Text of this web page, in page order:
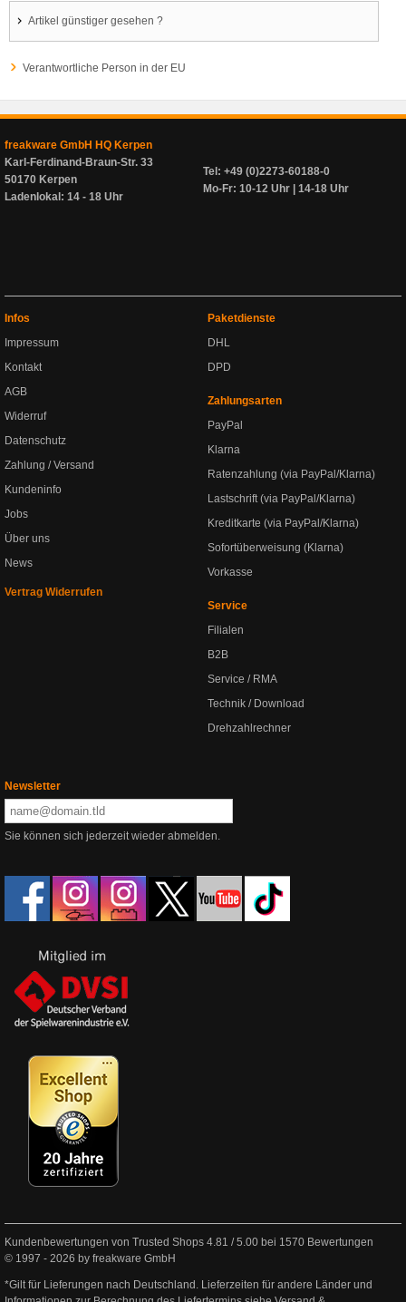
Artikel günstiger gesehen ?
Verantwortliche Person in der EU
freakware GmbH HQ Kerpen
Karl-Ferdinand-Braun-Str. 33
50170 Kerpen
Ladenlokal: 14 - 18 Uhr
Tel: +49 (0)2273-60188-0
Mo-Fr: 10-12 Uhr | 14-18 Uhr
Infos
Impressum
Kontakt
AGB
Widerruf
Datenschutz
Zahlung / Versand
Kundeninfo
Jobs
Über uns
News
Vertrag Widerrufen
Paketdienste
DHL
DPD
Zahlungsarten
PayPal
Klarna
Ratenzahlung (via PayPal/Klarna)
Lastschrift (via PayPal/Klarna)
Kreditkarte (via PayPal/Klarna)
Sofortüberweisung (Klarna)
Vorkasse
Service
Filialen
B2B
Service / RMA
Technik / Download
Drehzahlrechner
Newsletter
Sie können sich jederzeit wieder abmelden.
Kundenbewertungen von Trusted Shops 4.81 /5.00 bei 1570 Bewertungen
© 1997 - 2026 by freakware GmbH
*Gilt für Lieferungen nach Deutschland. Lieferzeiten für andere Länder und